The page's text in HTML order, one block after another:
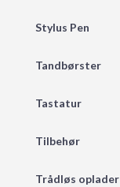
Stylus Pen
Tandbørster
Tastatur
Tilbehør
Trådløs oplader